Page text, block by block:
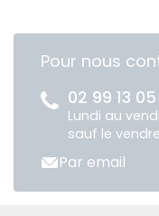
Pour nous
02 99 13
Lundi au
sauf le
Par email